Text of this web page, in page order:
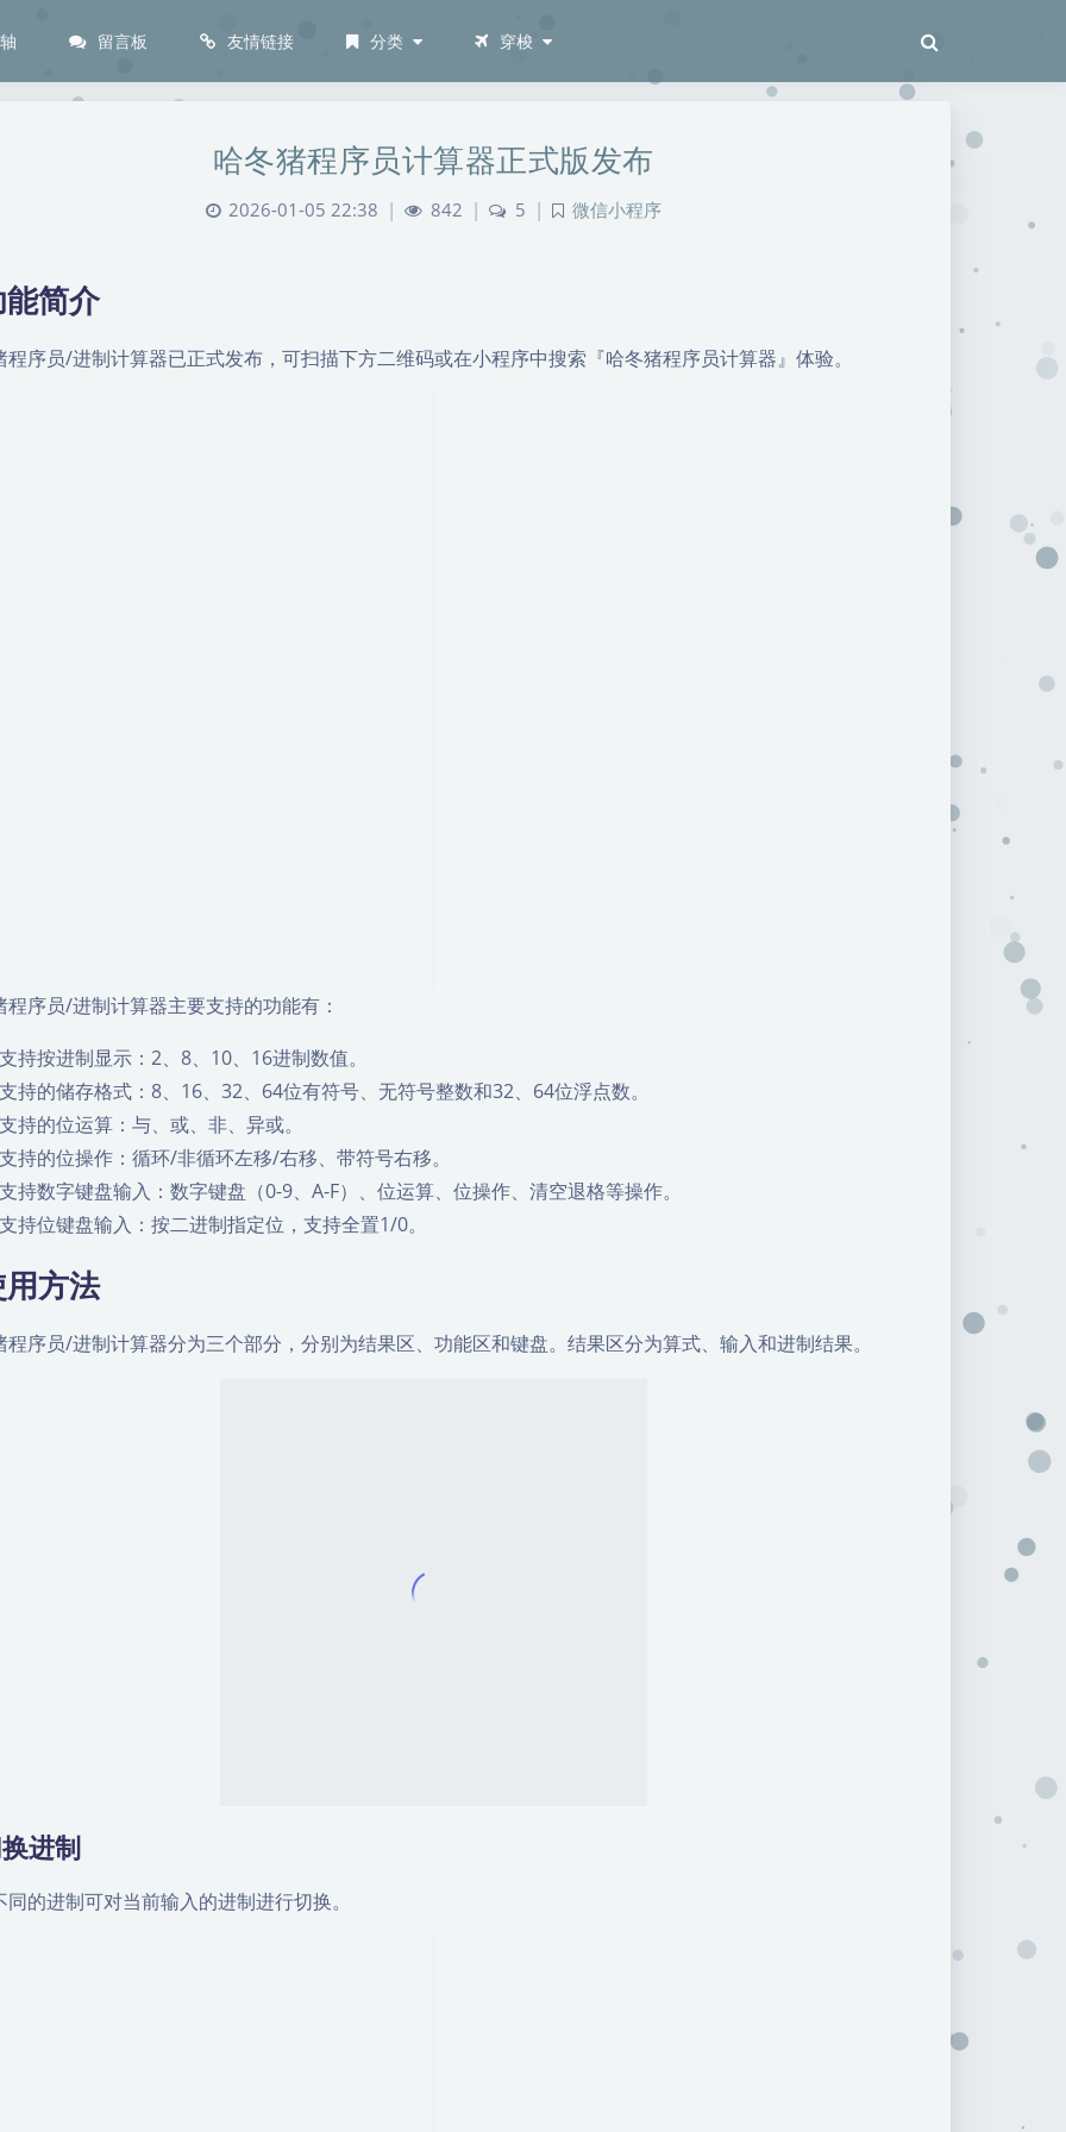
留言板 友情链接 分类 穿梭
哈冬猪程序员计算器正式版发布
2026-01-05 22:38 | 842 | 5 | 微信小程序
简介
程序员/进制计算器已正式发布，可扫描下方二维码或在小程序中搜索『哈冬猪程序员计算器』体验。
程序员/进制计算器主要支持的功能有：
支持按进制显示：2、8、10、16进制数值。
支持的储存格式：8、16、32、64位有符号、无符号整数和32、64位浮点数。
支持的位运算：与、或、非、异或。
支持的位操作：循环/非循环左移/右移、带符号右移。
支持数字键盘输入：数字键盘（0-9、A-F）、位运算、位操作、清空退格等操作。
支持位键盘输入：按二进制指定位，支持全置1/0。
方法
程序员/进制计算器分为三个部分，分别为结果区、功能区和键盘。结果区分为算式、输入和进制结果。
进制
同的进制可对当前输入的进制进行切换。